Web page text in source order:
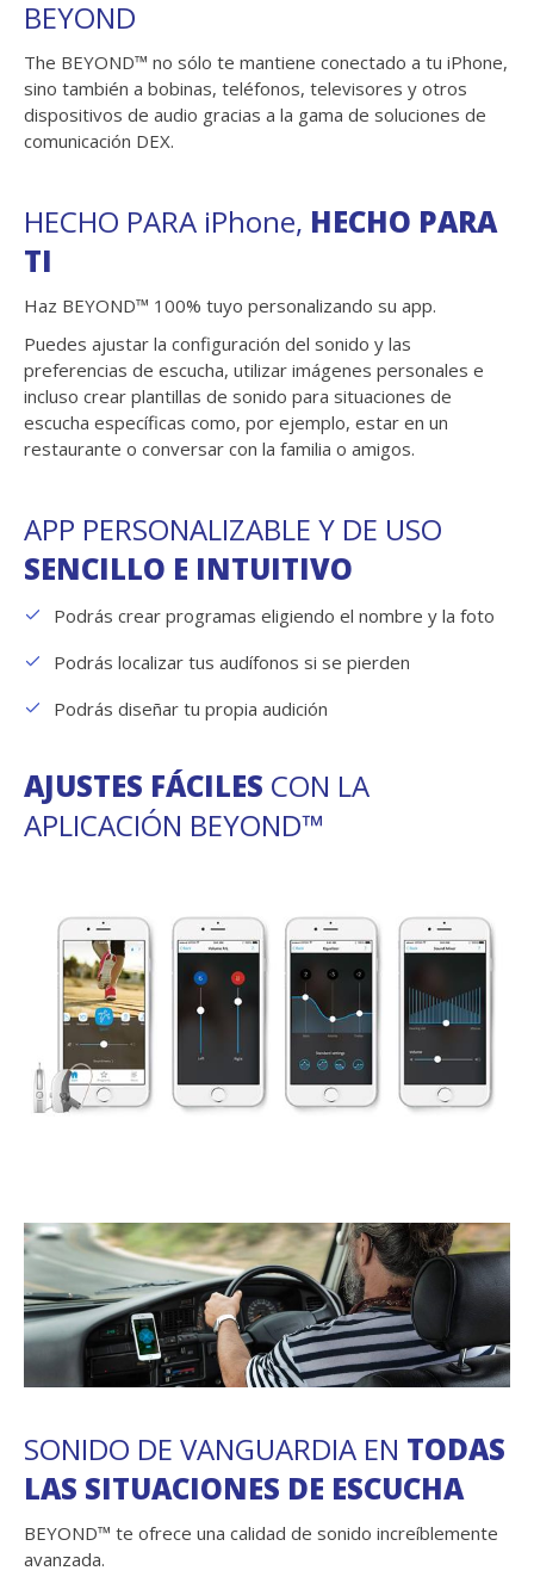
BEYOND
The BEYOND™ no sólo te mantiene conectado a tu iPhone,
sino también a bobinas, teléfonos, televisores y otros
dispositivos de audio gracias a la gama de soluciones de
comunicación DEX.
HECHO PARA iPhone, HECHO PARA
TI
Haz BEYOND™ 100% tuyo personalizando su app.
Puedes ajustar la configuración del sonido y las
preferencias de escucha, utilizar imágenes personales e
incluso crear plantillas de sonido para situaciones de
escucha específicas como, por ejemplo, estar en un
restaurante o conversar con la familia o amigos.
APP PERSONALIZABLE Y DE USO
SENCILLO E INTUITIVO
Podrás crear programas eligiendo el nombre y la foto
Podrás localizar tus audífonos si se pierden
Podrás diseñar tu propia audición
AJUSTES FÁCILES CON LA
APLICACIÓN BEYOND™
SONIDO DE VANGUARDIA EN TODAS
LAS SITUACIONES DE ESCUCHA
BEYOND™ te ofrece una calidad de sonido increíblemente
avanzada.